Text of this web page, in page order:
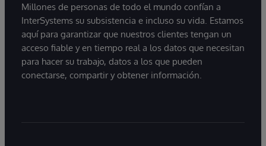
Millones de personas de todo el mundo confían a
InterSystems su subsistencia e incluso su vida. Estamos
aquí para garantizar que nuestros clientes tengan un
acceso fiable y en tiempo real a los datos que necesitan
para hacer su trabajo, datos a los que pueden
conectarse, compartir y obtener información.